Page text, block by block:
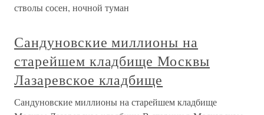
стволы сосен, ночной туман
Сандуновские миллионы на
старейшем кладбище Москвы
Лазаревское кладбище
Сандуновские миллионы на старейшем кладбище